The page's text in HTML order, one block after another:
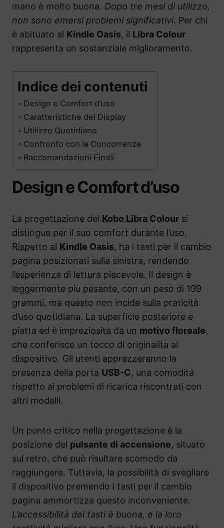
mano è molto buona. Dopo tre mesi di utilizzo,
non sono emersi problemi significativi. Per chi
è abituato al Kindle Oasis, il Libra Colour
rappresenta un sostanziale miglioramento.
Indice dei contenuti
Design e Comfort d’uso
Caratteristiche del Display
Utilizzo Quotidiano
Confronto con la Concorrenza
Raccomandazioni Finali
Design e Comfort d’uso
La progettazione del Kobo Libra Colour si
distingue per il suo comfort durante l’uso.
Rispetto al Kindle Oasis, ha i tasti per il cambio
pagina posizionati sulla sinistra, rendendo
l’esperienza di lettura piacevole. Il design è
leggermente più pesante, con un peso di 199
grammi, ma questo non incide sulla praticità
d’uso quotidiana. La superficie posteriore è
piatta ed è impreziosita da un motivo floreale,
che conferisce un tocco di originalità al
dispositivo. Gli utenti apprezzeranno la
presenza della porta USB-C, una comodità
rispetto ai problemi di ricarica riscontrati con
altri modelli.
Un punto critico nella progettazione è la
posizione del pulsante di accensione, situato
sul retro, che può risultare scomodo da
raggiungere. Tuttavia, la possibilità di svegliare
il dispositivo premendo i tasti per il cambio
pagina ammortizza questo inconveniente.
L’accessibilità dei tasti è buona, e la loro